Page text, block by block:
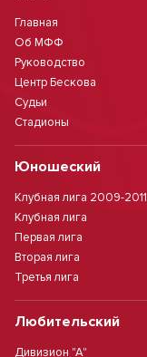
Главная
Об МФФ
Руководство
Центр Бескова
Судьи
Стадионы
Юношеский
Клубная лига 2009-2011
Клубная лига
Первая лига
Вторая лига
Третья лига
Любительский
Дивизион "А"